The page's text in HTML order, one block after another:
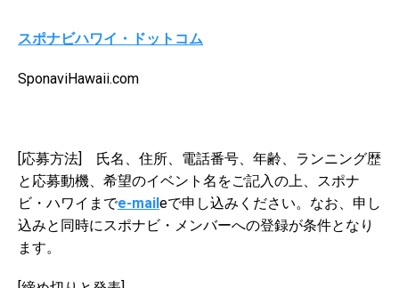
スポナビハワイ・ドットコム
SponaviHawaii.com
[応募方法] 氏名、住所、電話番号、年齢、ランニング歴
と応募動機、希望のイベント名をご記入の上、スポナ
ビ・ハワイまでe-mail eで申し込みください。なお、申し
込みと同時にスポナビ・メンバーへの登録が条件となり
ます。